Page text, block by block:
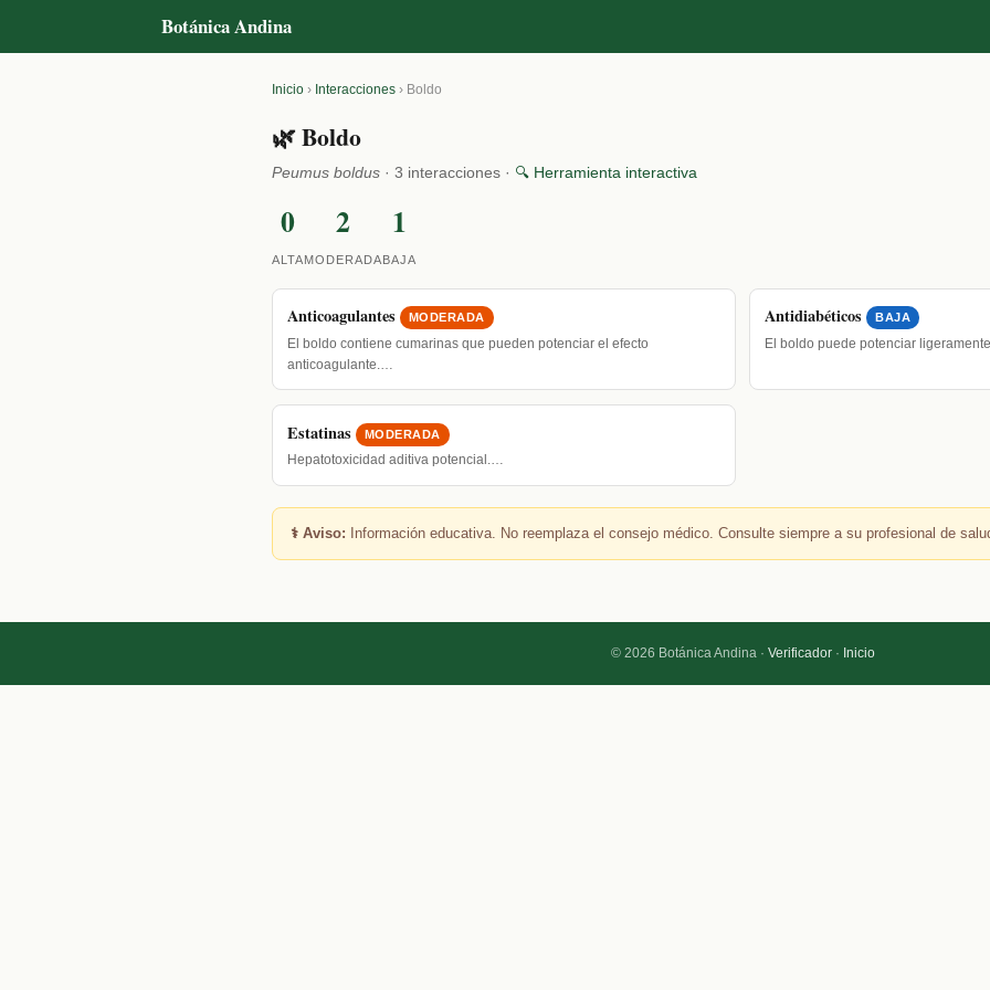
Botánica Andina
Inicio › Interacciones › Boldo
🌿 Boldo
Peumus boldus · 3 interacciones · 🔍 Herramienta interactiva
0
ALTA
2
MODERADA
1
BAJA
Anticoagulantes MODERADA
El boldo contiene cumarinas que pueden potenciar el efecto
anticoagulante.…
Antidiabéticos BAJA
El boldo puede potenciar
Estatinas MODERADA
Hepatotoxicidad aditiva potencial.…
⚕️ Aviso: Información educativa. No reemplaza el consejo médico. Consulte siempre a su profesional de
© 2026 Botánica Andina · Verificador· Inicio